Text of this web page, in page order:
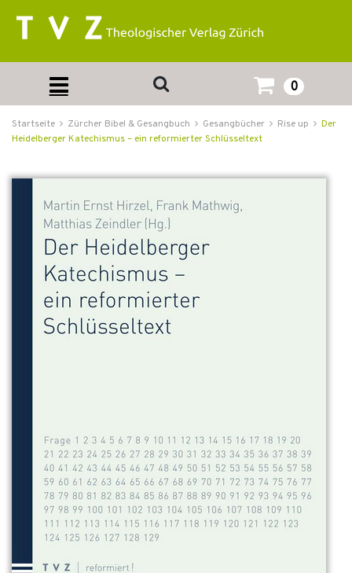
0
Startseite Zürcher Bibel & Gesangbuch Gesangbücher Rise up
Der
Heidelberger Katechismus – ein reformierter Schlüsseltext